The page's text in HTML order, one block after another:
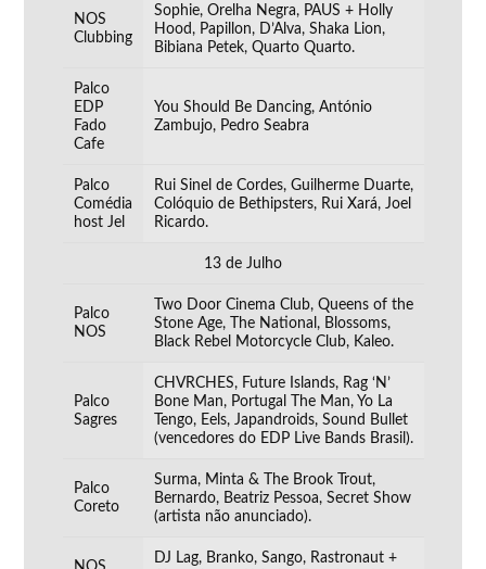
NOS
Clubbing
Sophie, Orelha Negra, PAUS + Holly
Hood, Papillon, D’Alva, Shaka Lion,
Bibiana Petek, Quarto Quarto.
Palco
EDP
Fado
Cafe
You Should Be Dancing, António
Zambujo, Pedro Seabra
Palco
Comédia
host Jel
Rui Sinel de Cordes, Guilherme Duarte,
Colóquio de Bethipsters, Rui Xará, Joel
Ricardo.
13 de Julho
Palco
NOS
Two Door Cinema Club, Queens of the
Stone Age, The National, Blossoms,
Black Rebel Motorcycle Club, Kaleo.
Palco
Sagres
CHVRCHES, Future Islands, Rag ‘N’
Bone Man, Portugal The Man, Yo La
Tengo, Eels, Japandroids, Sound Bullet
(vencedores do EDP Live Bands Brasil).
Palco
Coreto
Surma, Minta & The Brook Trout,
Bernardo, Beatriz Pessoa, Secret Show
(artista não anunciado).
DJ Lag, Branko, Sango, Rastronaut +